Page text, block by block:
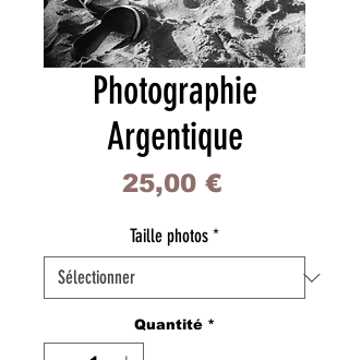
Photographie
Argentique
25,00 €Prix
Taille photos *
Quantité *